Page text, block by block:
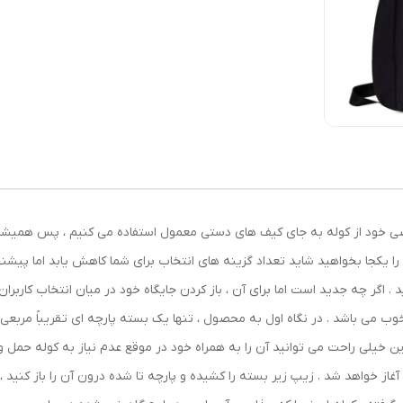
خود از کوله به جای کیف های دستی معمول استفاده می کنیم ، پس
یکجا بخواهید شاید تعداد گزینه های انتخاب برای شما کاهش یابد اما
اگر چه جدید است اما برای آن ، باز کردن جایگاه خود در میان انتخاب
خیلی راحت می توانید آن را به همراه خود در موقع عدم نیاز به کوله حمل
آغاز خواهد شد . زیپ زیر بسته را کشیده و پارچه تا شده درون آن را باز